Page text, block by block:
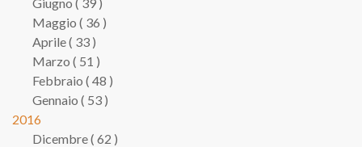
Maggio ( 36 )
Aprile ( 33 )
Marzo ( 51 )
Febbraio ( 48 )
Gennaio ( 53 )
2016
Dicembre ( 62 )